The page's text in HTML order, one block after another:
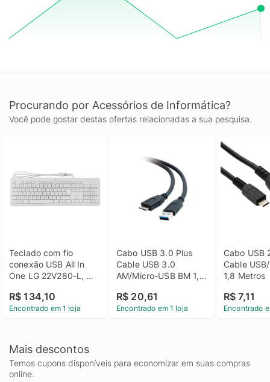
Procurando por Acessórios de Informática?
Você pode gostar destas ofertas relacionadas a sua pesquisa.
Teclado com fio
conexão USB All In
One LG 22V280-L,
AEW73649853 -
AEW73649853
R$ 134,10
Encontrado em 1 loja
Cabo USB 3.0 Plus
Cable USB 3.0
AM/Micro-USB BM 1,8
R$ 20,61
Encontrado em 1 loja
Cabo USB
Cable
1,8 Metros
R$ 7,11
Encontrado
Mais descontos
Temos cupons disponíveis para economizar em suas compras
online.